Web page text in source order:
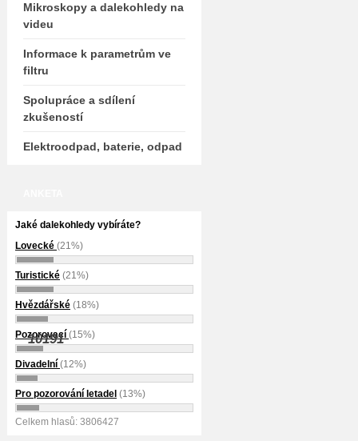
Mikroskopy a dalekohledy na
videu
Informace k parametrům ve
filtru
Spolupráce a sdílení
zkušeností
Elektroodpad, baterie, odpad
Jaké dalekohledy vybíráte?
Lovecké (21%)
Turistické (21%)
Hvězdářské (18%)
Pozorovací (15%)
Divadelní (12%)
Pro pozorování letadel (13%)
Celkem hlasů: 3806427
10191